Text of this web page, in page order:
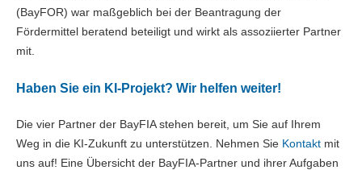
(BayFOR) war maßgeblich bei der Beantragung der
Fördermittel beratend beteiligt und wirkt als assoziierter Partner
mit.
Haben Sie ein KI-Projekt? Wir helfen weiter!
Die vier Partner der BayFIA stehen bereit, um Sie auf Ihrem
Weg in die KI-Zukunft zu unterstützen. Nehmen Sie Kontakt mit
uns auf! Eine Übersicht der BayFIA-Partner und ihrer Aufgaben